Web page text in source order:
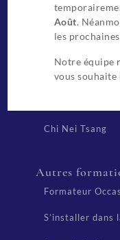
Techniques
Diététique
Chi Nei Tsang
Autres
Formateur
S’installer dans
Août.
les
Notre équipe
vous souhaite